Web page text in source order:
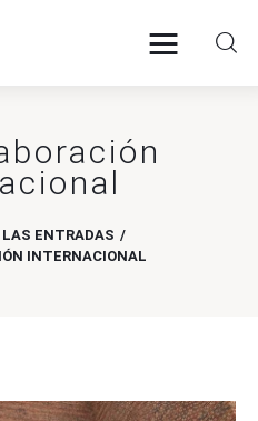
ENTRADAS
INTERNACIONAL